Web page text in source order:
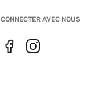
CONNECTER AVEC NOUS